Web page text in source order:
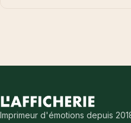
Imprimeur d'émotions depuis